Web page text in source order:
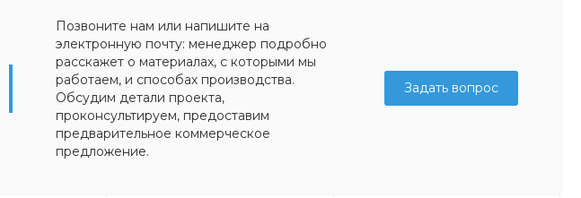
Позвоните нам или напишите на
электронную почту: менеджер подробно
расскажет о материалах, с которыми мы
работаем, и способах производства.
Обсудим детали проекта,
проконсультируем, предоставим
предварительное коммерческое
предложение.
Задать вопрос